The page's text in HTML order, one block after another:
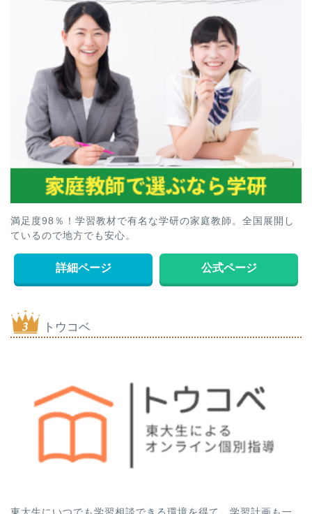
満足度98％！学習教材で有名な学研の家庭教師。全国展開し
ているので地方でも安心。
詳細ページ 公式ページ
トウコベ